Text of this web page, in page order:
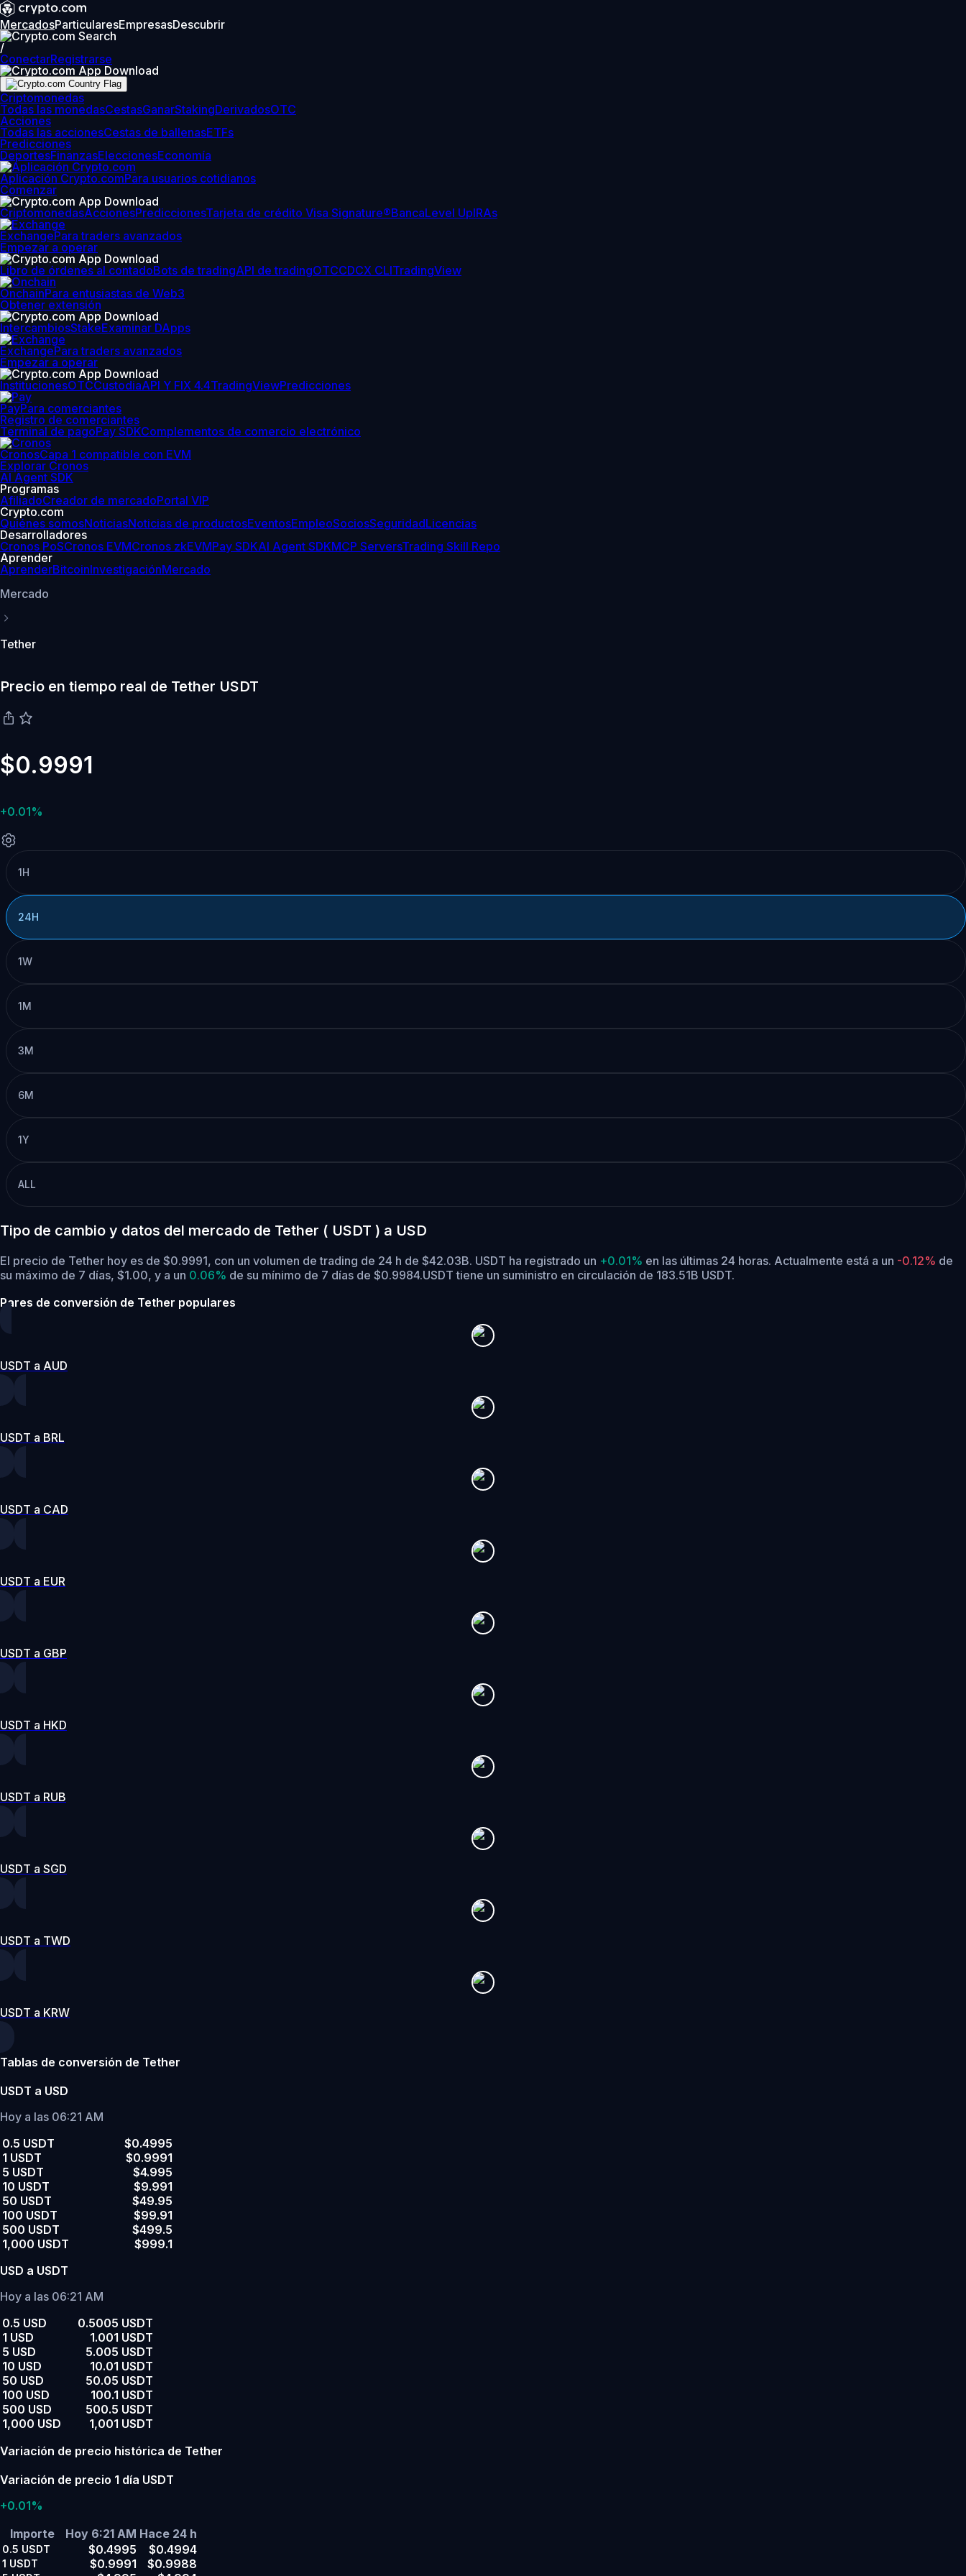
MercadosParticularesEmpresasDescubrir
/
ConectarRegistrarse
Criptomonedas
Todas las monedasCestasGanarStakingDerivadosOTC
Acciones
Todas las accionesCestas de ballenasETFs
Predicciones
DeportesFinanzasEleccionesEconomía
Aplicación Crypto.comPara usuarios cotidianos
Comenzar
CriptomonedasAccionesPrediccionesTarjeta de crédito Visa Signature®BancaLevel UpIRAs
ExchangePara traders avanzados
Empezar a operar
Libro de órdenes al contadoBots de tradingAPI de tradingOTCCDCX CLITradingView
OnchainPara entusiastas de Web3
Obtener extensión
IntercambiosStakeExaminar DApps
ExchangePara traders avanzados
Empezar a operar
InstitucionesOTCCustodiaAPI Y FIX 4.4TradingViewPredicciones
PayPara comerciantes
Registro de comerciantes
Terminal de pagoPay SDKComplementos de comercio electrónico
CronosCapa 1 compatible con EVM
Explorar Cronos
AI Agent SDK
Programas
AfiliadoCreador de mercadoPortal VIP
Crypto.com
Quiénes somosNoticiasNoticias de productosEventosEmpleoSociosSeguridadLicencias
Desarrolladores
Cronos PoSCronos EVMCronos zkEVMPay SDKAI Agent SDKMCP ServersTrading Skill Repo
Aprender
AprenderBitcoinInvestigaciónMercado
Mercado
Tether
Precio en tiempo real de Tether USDT
$0.9991
+0.01%
1H
24H
1W
1M
3M
6M
1Y
ALL
Tipo de cambio y datos del mercado de Tether ( USDT ) a USD
El precio de Tether hoy es de $0.9991, con un volumen de trading de 24 h de $42.03B. USDT ha registrado un +0.01% en las últimas 24 horas. Actualmente está a un -0.12% de
su máximo de 7 días, $1.00, y a un 0.06% de su mínimo de 7 días de $0.9984.USDT tiene un suministro en circulación de 183.51B USDT.
Pares de conversión de Tether populares
USDT a AUD
USDT a BRL
USDT a CAD
USDT a EUR
USDT a GBP
USDT a HKD
USDT a RUB
USDT a SGD
USDT a TWD
USDT a KRW
Tablas de conversión de Tether
USDT a USD
Hoy a las 06:21 AM
0.5 USDT
$0.4995
1 USDT
$0.9991
5 USDT
$4.995
10 USDT
$9.991
50 USDT
$49.95
100 USDT
$99.91
500 USDT
$499.5
1,000 USDT
$999.1
USD a USDT
Hoy a las 06:21 AM
0.5 USD
0.5005 USDT
1 USD
1.001 USDT
5 USD
5.005 USDT
10 USD
10.01 USDT
50 USD
50.05 USDT
100 USD
100.1 USDT
500 USD
500.5 USDT
1,000 USD
1,001 USDT
Variación de precio histórica de Tether
Variación de precio 1 día USDT
+0.01%
Importe
Hoy 6:21 AM Hace 24 h
0.5 USDT $0.4995 $0.4994
1 USDT $0.9991 $0.9988